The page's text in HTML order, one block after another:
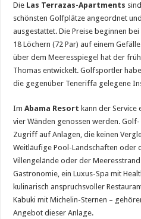
Die Las Terrazas-Apartments
schönsten Golfplätze angeordnet
ausgestattet. Die Preise beginnen
18 Löchern (72 Par) auf einem
über dem Meeresspiegel hat der
Thomas entwickelt. Golfsportler
die gegenüber Teneriffa gelegene
ImAbama Resort kann der Service
vier Wänden genossen werden.
Zugriff auf Anlagen, die keinen
Weitläufige Pool-Landschaften oder
Villengelände oder der
Gastronomie, ein Luxus-Spa mit
kulinarisch anspruchsvoller
Kabuki mit Michelin-Sternen –
Angebot dieser Anlage.